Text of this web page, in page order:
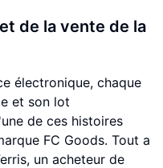
de la vente de la
électronique, chaque
et son lot
de ces histoires
FC Goods. Tout a
un acheteur de